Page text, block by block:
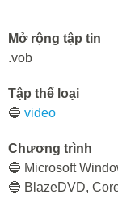
Mở rộng tập tin
.vob
Tập thể loại
🔵 video
Chương trình
🔵 Microsoft
🔵 BlazeDVD,